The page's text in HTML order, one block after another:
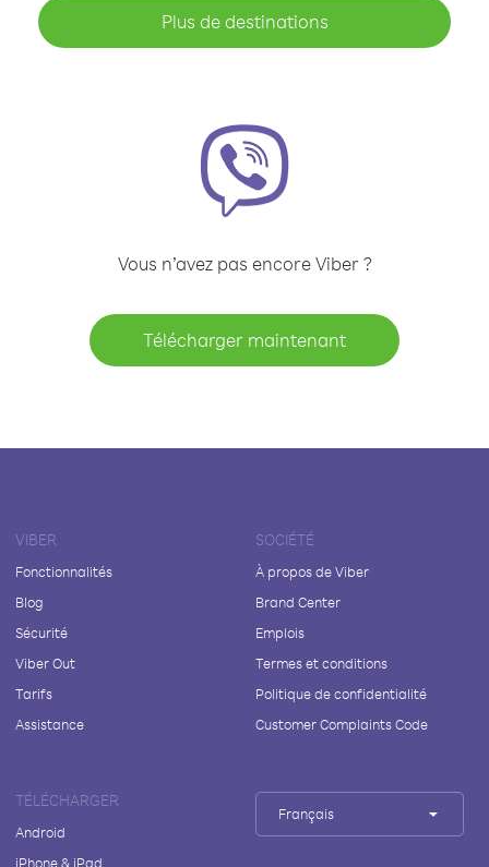
Plus de destinations
Vous n’avez pas encore Viber ?
Télécharger maintenant
VIBER
Fonctionnalités
Blog
Sécurité
Viber Out
Tarifs
Assistance
SOCIÉTÉ
À propos de Viber
Brand Center
Emplois
Termes et conditions
Politique de confidentialité
Customer Complaints Code
TÉLÉCHARGER
Android
iPhone & iPad
Français